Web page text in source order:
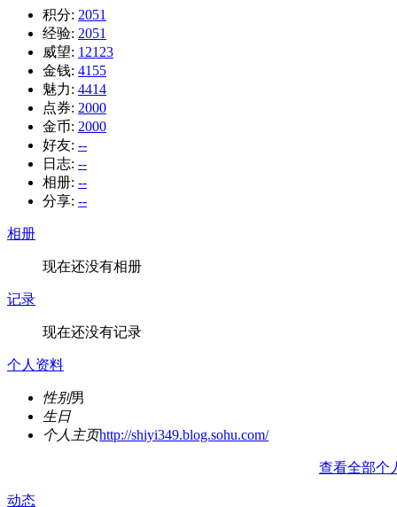
积分: 2051
经验: 2051
威望: 12123
金钱: 4155
魅力: 4414
点券: 2000
金币: 2000
好友: --
日志: --
相册: --
分享: --
相册
现在还没有相册
记录
现在还没有记录
个人资料
性别男
生日
个人主页http://shiyi349.blog.sohu.com/
查看全部个
动态